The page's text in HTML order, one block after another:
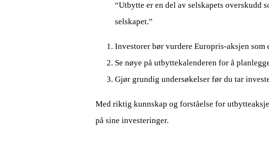
“Utbytte er en del av selskapets
selskapet.”
Investorer bør vurdere Europris-aksjen som
Se nøye på utbyttekalenderen for å
Gjør grundig undersøkelser før du tar
Med riktig kunnskap og forståelse for
på sine investeringer.